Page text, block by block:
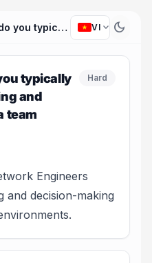
What strategies do you typically use in problem-solving and decision-making in a team environment? VI expand_more dark_mode
typically
and
team
Hard
Engineers
and decision-making